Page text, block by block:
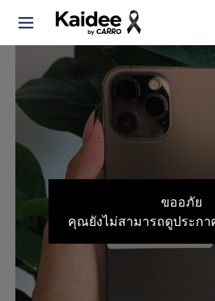
ขออภัย
คุณยังไม่สามารถดูประก